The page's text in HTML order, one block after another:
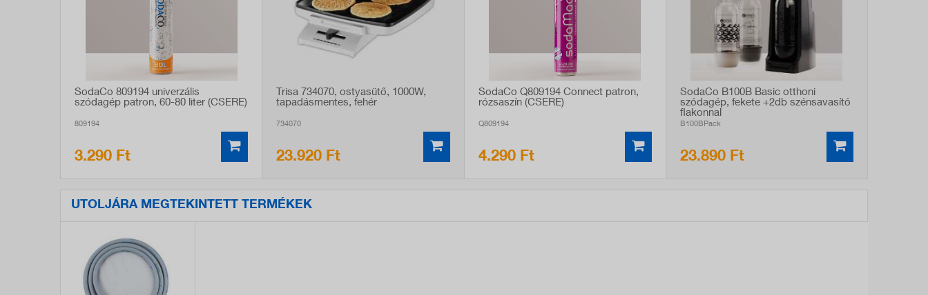
SodaCo 809194 univerzális
szódagép patron, 60-80 liter (CSERE)
809194
3.290 Ft
Trisa 734070, ostyasütő, 1000W,
tapadásmentes, fehér
734070
23.920 Ft
SodaCo Q809194 Connect patron,
rózsaszín (CSERE)
Q809194
4.290 Ft
SodaCo B100B Basic otthoni
szódagép, fekete +2db szénsavasító
flakonnal
B100BPack
23.890 Ft
UTOLJÁRA MEGTEKINTETT TERMÉKEK